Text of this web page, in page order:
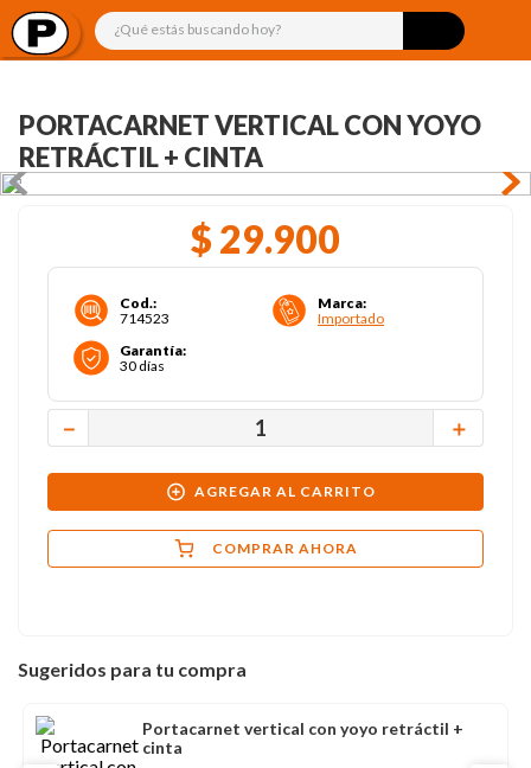
¿Qué estás buscando hoy?
PORTACARNET VERTICAL CON YOYO
RETRÁCTIL + CINTA
$ 29.900
Cod.:
714523
Marca:
Importado
Garantía:
30 días
＋
－
AGREGAR AL CARRITO
COMPRAR AHORA
Sugeridos para tu compra
Portacarnet vertical con yoyo retráctil +
cinta